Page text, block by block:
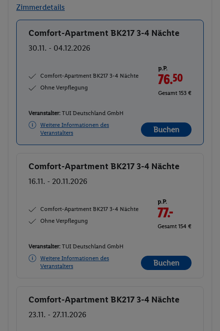
Zimmerdetails
Buchen
Comfort-Apartment BK217 3-4 Nächte
30.11. - 04.12.2026
Comfort-Apartment BK217 3-4 Nächte
Ohne Verpflegung
p.P.
76.50
Gesamt 153 €
Veranstalter: TUI Deutschland GmbH
Weitere Informationen des
Veranstalters
Buchen
Buchen
Comfort-Apartment BK217 3-4 Nächte
16.11. - 20.11.2026
Comfort-Apartment BK217 3-4 Nächte
Ohne Verpflegung
p.P.
77.-
Gesamt 154 €
Veranstalter: TUI Deutschland GmbH
Weitere Informationen des
Veranstalters
Buchen
Buchen
Comfort-Apartment BK217 3-4 Nächte
23.11. - 27.11.2026